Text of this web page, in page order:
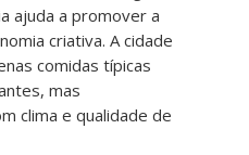
ajuda a promover a
criativa. A cidade
comidas típicas
mas
clima e qualidade de